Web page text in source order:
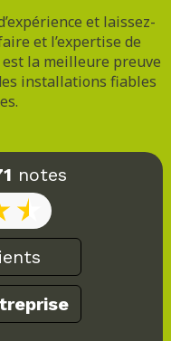
et laissez-
et l’expertise de
la meilleure preuve
installations fiables
notes